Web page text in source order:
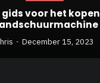
voor het
December 15, 2023